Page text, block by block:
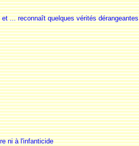
... reconnaît quelques vérités dérangeantes
ni à l'infanticide